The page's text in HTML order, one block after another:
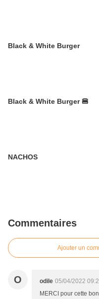
Black & White Burger
Black & White Burger 🍔
NACHOS
Commentaires
Ajouter un
O odile 05/04/2022
MERCI pour cette